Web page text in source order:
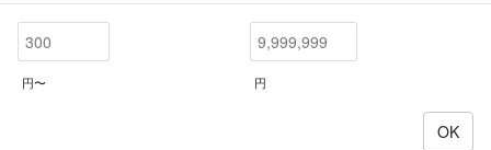
円〜 円